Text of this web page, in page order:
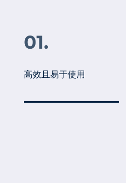
01.
高效且易于使用